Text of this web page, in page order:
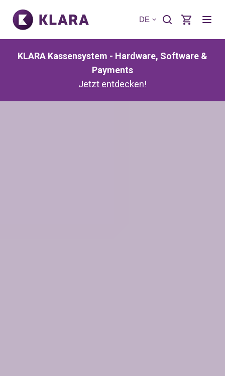
DE
KLARA Kassensystem - Hardware, Software &
Payments
Jetzt entdecken!